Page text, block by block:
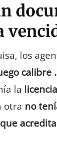
los
calibre
la
otra no